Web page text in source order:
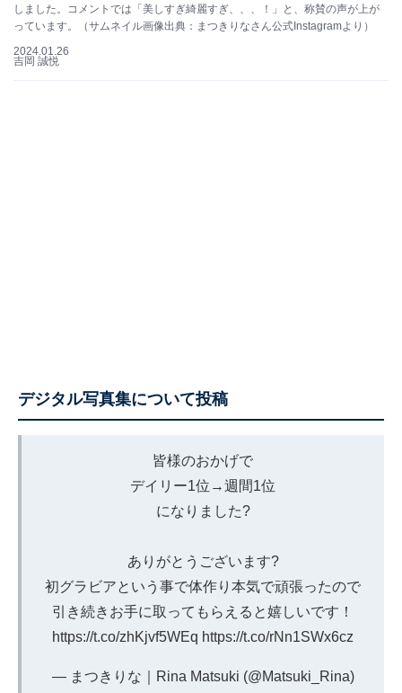
しました。コメントでは「美しすぎ綺麗すぎ、、、！」と、称賛の声が上が
っています。（サムネイル画像出典：まつきりなさん公式Instagramより）
2024.01.26
吉岡 誠悦
デジタル写真集について投稿
皆様のおかげで
デイリー1位→週間1位
になりました?️
ありがとうございます?
初グラビアという事で体作り本気で頑張ったので
引き続きお手に取ってもらえると嬉しいです！
https://t.co/zhKjvf5WEq https://t.co/rNn1SWx6cz
— まつきりな｜Rina Matsuki (@Matsuki_Rina)